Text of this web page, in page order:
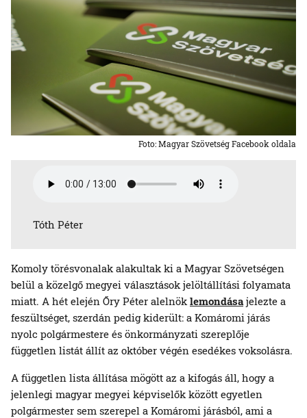
Foto: Magyar Szövetség Facebook oldala
Tóth Péter
Komoly törésvonalak alakultak ki a Magyar Szövetségen
belül a közelgő megyei választások jelöltállítási folyamata
miatt. A hét elején Őry Péter alelnök lemondása jelezte a
feszültséget, szerdán pedig kiderült: a Komáromi járás
nyolc polgármestere és önkormányzati szereplője
független listát állít az október végén esedékes voksolásra.
A független lista állítása mögött az a kifogás áll, hogy a
jelenlegi magyar megyei képviselők között egyetlen
polgármester sem szerepel a Komáromi járásból, ami a